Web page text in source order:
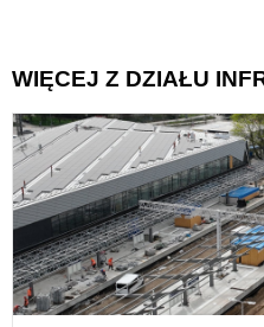
WIĘCEJ Z DZIAŁU